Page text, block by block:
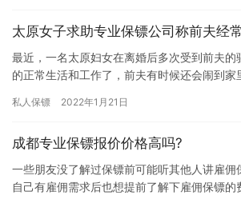
太原女子求助专业保镖公司称前夫经
最近，一名太原妇女在离婚后多次受到前夫的
的正常生活和工作了，前夫有时候还会闹到家
安全。…
私人保镖 2022年1月21日
成都专业保镖报价价格高吗?
一些朋友没了解过保镖前可能听其他人讲雇佣
自己有雇佣需求后也想提前了解下雇佣保镖